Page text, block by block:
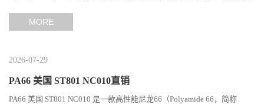
MORE
2026-07-29
PA66 美国 ST801 NC010直销
PA66 美国 ST801 NC010 是一款高性能尼龙66（Polyamide 66，简称